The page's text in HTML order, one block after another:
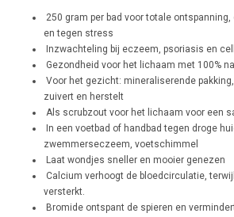
250 gram per bad voor totale
en tegen stress
Inzwachteling bij eczeem, psoriasis en
Gezondheid voor het lichaam met 100%
Voor het gezicht: mineraliserende
zuivert en herstelt
Als scrubzout voor het lichaam voor een
In een voetbad of handbad tegen droge
zwemmerseczeem, voetschimmel
Laat wondjes sneller en mooier genezen
Calcium verhoogt de bloedcirculatie,
versterkt.
Bromide ontspant de spieren en